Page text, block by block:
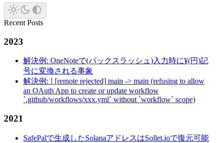
Recent Posts
2023
解決例: OneNoteで(バックスラッシュ)入力時に¥(円)記
号に変換される事象
解決例: ! [remote rejected] main -> main (refusing to allow
an OAuth App to create or update workflow
`.github/workflows/xxx.yml` without `workflow` scope)
2021
SafePalで生成したSolanaアドレスはSollet.ioで復元可能